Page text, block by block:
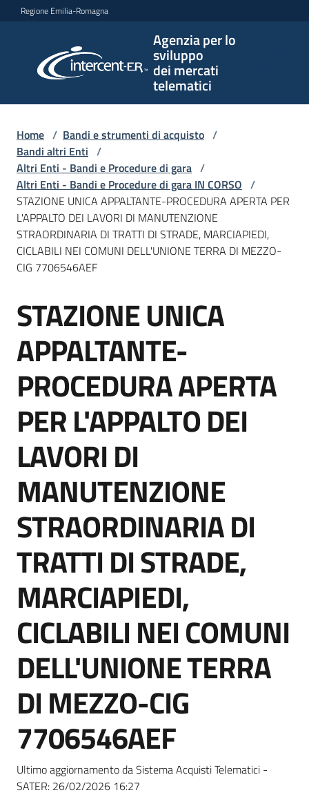
Vai al contenuto
Vai alla navigazione
Vai al footer
Regione Emilia-Romagna
Agenzia per lo
sviluppo
dei mercati
telematici
per lo
sviluppo
telematici
L'Agenzia
Bandi
e
di
acquisto
Supporto
Piattaforme
telematiche
English
Seguici
su
Home / Bandi e strumenti di acquisto /
Bandi altri Enti /
Altri Enti - Bandi e Procedure di gara /
Altri Enti - Bandi e Procedure di gara IN CORSO /
STAZIONE UNICA APPALTANTE-PROCEDURA APERTA PER
L'APPALTO DEI LAVORI DI MANUTENZIONE
STRAORDINARIA DI TRATTI DI STRADE, MARCIAPIEDI,
CICLABILI NEI COMUNI DELL'UNIONE TERRA DI MEZZO-
CIG 7706546AEF
Salta al contenuto
STAZIONE UNICA
APPALTANTE-
PROCEDURA APERTA
PER L'APPALTO DEI
LAVORI DI
MANUTENZIONE
STRAORDINARIA DI
TRATTI DI STRADE,
MARCIAPIEDI,
CICLABILI NEI COMUNI
DELL'UNIONE TERRA
DI MEZZO-CIG
7706546AEF
Ultimo aggiornamento da Sistema Acquisti Telematici -
SATER: 26/02/2026 16:27